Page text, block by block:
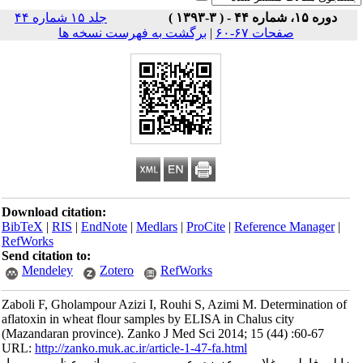
جلد ۱۵ شماره ۴۴
|برگشت به فهرست نسخه ها
Download citation:
BibTeX|RIS| EndNote |Medlars |ProCite|Reference
RefWorks
Send citation to:
Mendeley
Zotero RefWorks
Zaboli F, Gholampour Azizi I, Rouhi S, Azimi M.
aflatoxin in wheat flour samples by ELISA in Chalus city
(Mazandaran province). Zanko J Med Sci 2014; 15 (44)
URL:http://zanko.muk.ac.ir/article-1-47-fa.html